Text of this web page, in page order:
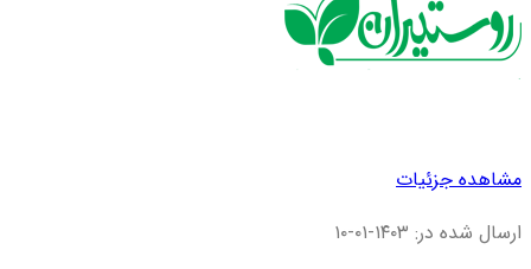
مشاهده جزئیات
ارسال شده در: ۱۴۰۳-۰۱-۱۰